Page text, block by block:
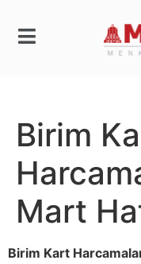
Birim
Mart
Birim Kart